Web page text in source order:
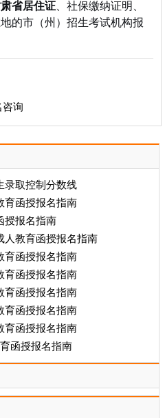
省居住证、社保缴纳证明、
的市（州）招生考试机构报
咨询
录取控制分数线
育函授报名指南
授报名指南
人教育函授报名指南
育函授报名指南
育函授报名指南
育函授报名指南
育函授报名指南
育函授报名指南
函授报名指南